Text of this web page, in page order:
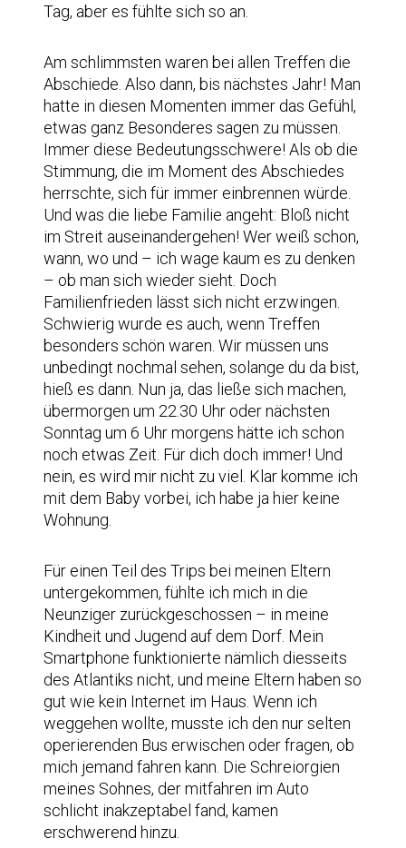
Tag, aber es fühlte sich so an.
Am schlimmsten waren bei allen Treffen die
Abschiede. Also dann, bis nächstes Jahr! Man
hatte in diesen Momenten immer das Gefühl,
etwas ganz Besonderes sagen zu müssen.
Immer diese Bedeutungsschwere! Als ob die
Stimmung, die im Moment des Abschiedes
herrschte, sich für immer einbrennen würde.
Und was die liebe Familie angeht: Bloß nicht
im Streit auseinandergehen! Wer weiß schon,
wann, wo und – ich wage kaum es zu denken
– ob man sich wieder sieht. Doch
Familienfrieden lässt sich nicht erzwingen.
Schwierig wurde es auch, wenn Treffen
besonders schön waren. Wir müssen uns
unbedingt nochmal sehen, solange du da bist,
hieß es dann. Nun ja, das ließe sich machen,
übermorgen um 22.30 Uhr oder nächsten
Sonntag um 6 Uhr morgens hätte ich schon
noch etwas Zeit. Für dich doch immer! Und
nein, es wird mir nicht zu viel. Klar komme ich
mit dem Baby vorbei, ich habe ja hier keine
Wohnung.
Für einen Teil des Trips bei meinen Eltern
untergekommen, fühlte ich mich in die
Neunziger zurückgeschossen – in meine
Kindheit und Jugend auf dem Dorf. Mein
Smartphone funktionierte nämlich diesseits
des Atlantiks nicht, und meine Eltern haben so
gut wie kein Internet im Haus. Wenn ich
weggehen wollte, musste ich den nur selten
operierenden Bus erwischen oder fragen, ob
mich jemand fahren kann. Die Schreiorgien
meines Sohnes, der mitfahren im Auto
schlicht inakzeptabel fand, kamen
erschwerend hinzu.